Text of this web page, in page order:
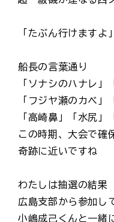
「たぶん行けますよ」
船長の言葉通り
「ソナシのハナレ」
「フジヤ瀬のカベ」
「高崎鼻」「水尻」
この時期、大会で確
奇跡に近いですね
わたしは抽選の結果
広島支部から参加し
小嶋成己くんと一緒